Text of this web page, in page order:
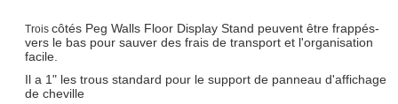
Trois côtés Peg Walls Floor Display Stand peuvent être frappés-
vers le bas pour sauver des frais de transport et l'organisation
facile.
Il a 1" les trous standard pour le support de panneau d'affichage
de cheville